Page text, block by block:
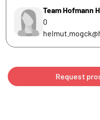
Team Hofmann
0
Request